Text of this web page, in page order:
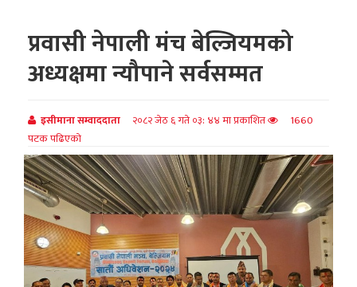
प्रवासी नेपाली मंच बेल्जियमको
अध्यक्षमा न्यौपाने सर्वसम्मत
इसीमाना सम्वाददाता २०८२ जेठ ६ गते ०३: ४४ मा प्रकाशित
1660
पटक पढिएको